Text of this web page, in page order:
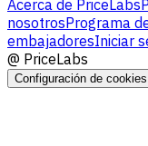
Acerca de PriceLabs
nosotrosPrograma
embajadoresIniciar
@ PriceLabs
Configuración de cookies